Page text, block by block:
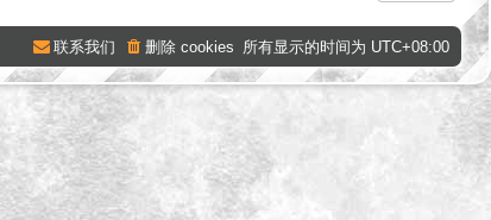
所有显示的时间为 UTC+08:00
删除 cookies
联系我们